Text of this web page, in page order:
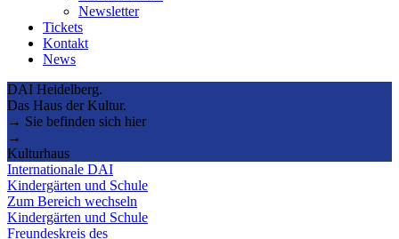
Newsletter
Tickets
Kontakt
News
DAI Heidelberg.
Das Haus der Kultur.
→ Sie befinden sich hier
→
Kulturhaus
Internationale DAI
Kindergärten und Schule
Zum Bereich wechseln
Kindergärten und Schule
Freundeskreis des